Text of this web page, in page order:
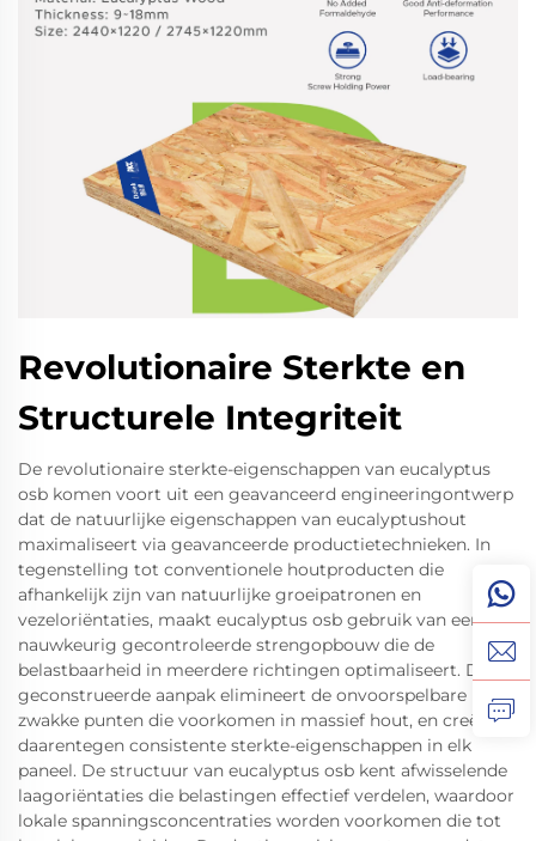
Revolutionaire Sterkte en
Structurele Integriteit
De revolutionaire sterkte-eigenschappen van eucalyptus
osb komen voort uit een geavanceerd engineeringontwerp
dat de natuurlijke eigenschappen van eucalyptushout
maximaliseert via geavanceerde productietechnieken. In
tegenstelling tot conventionele houtproducten die
afhankelijk zijn van natuurlijke groeipatronen en
vezeloriëntaties, maakt eucalyptus osb gebruik van een
nauwkeurig gecontroleerde strengopbouw die de
belastbaarheid in meerdere richtingen optimaliseert. Deze
geconstrueerde aanpak elimineert de onvoorspelbare
zwakke punten die voorkomen in massief hout, en creëert
daarentegen consistente sterkte-eigenschappen in elk
paneel. De structuur van eucalyptus osb kent afwisselende
laagoriëntaties die belastingen effectief verdelen, waardoor
lokale spanningsconcentraties worden voorkomen die tot